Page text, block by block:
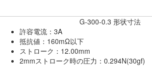
G-300-0.3 形状寸法
許容電流：3A
抵抗値：160mΩ以下
ストローク：12.00mm
2mmストローク時の圧力：0.294N(30gf)